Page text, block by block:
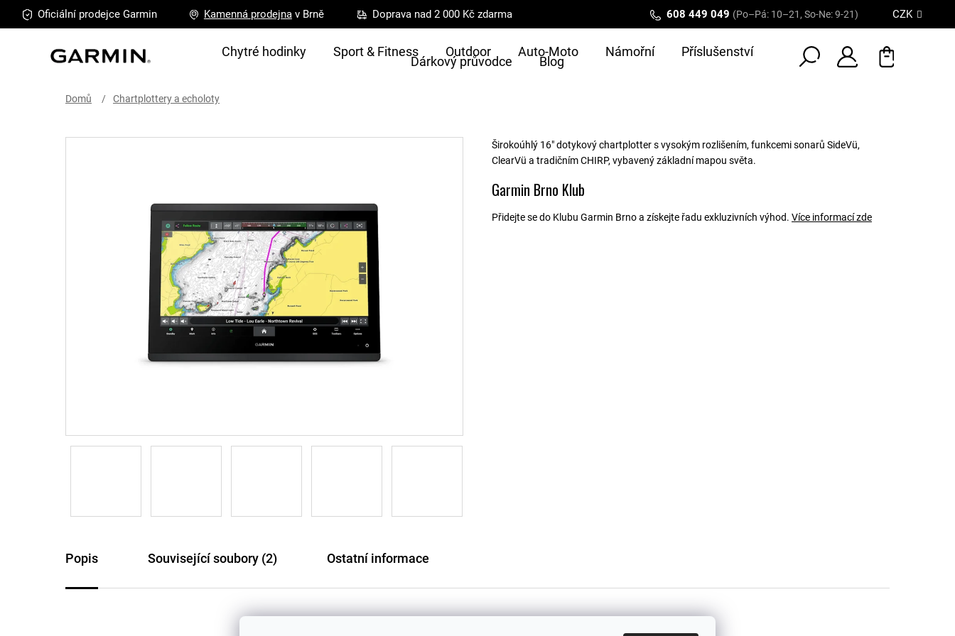
Oficiální prodejce Garmin Kamenná prodejnav Brně Doprava nad 2 000 Kč zdarma 608 449 049 (Po–Pá: 10–21, So-Ne: 9-21) CZK
Chytré hodinky Sport & Fitness Outdoor Auto-Moto Námořní Příslušenství
Dárkový průvodce Blog
Domů Chartplottery a echoloty
Širokoúhlý 16″ dotykový chartplotter s vysokým rozlišením, funkcemi sonarů SideVü,
ClearVü a tradičním CHIRP, vybavený základní mapou světa.
Garmin Brno Klub
Přidejte se do Klubu Garmin Brno a získejte řadu exkluzivních výhod. Více informací zde
Popis Související soubory (2) Ostatní informace